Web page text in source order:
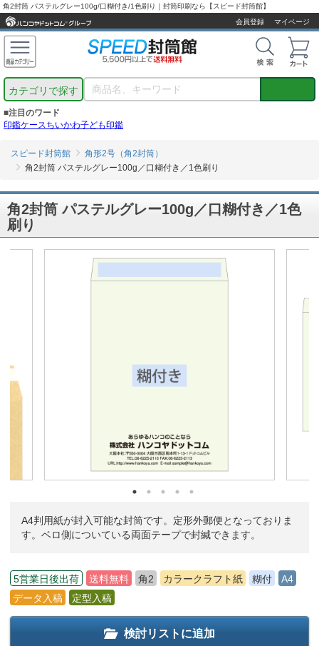
角2封筒 パステルグレー100g/口糊付き/1色刷り｜封筒印刷なら【スピード封筒館】
会員登録
マイページ
カテゴリで探す
■注目のワード
印鑑ケースちいかわ子ども印鑑
スピード封筒館
角形2号（角2封筒）
角2封筒 パステルグレー100g／口糊付き／1色刷り
角2封筒 パステルグレー100g／口糊付き／1色
刷り
A4判用紙が封入可能な封筒です。定形外郵便となっておりま
す。ベロ側についている両面テープで封緘できます。
5営業日後出荷 送料無料 角2 カラークラフト紙 糊付
A4
データ入稿
定型入稿
検討リストに追加